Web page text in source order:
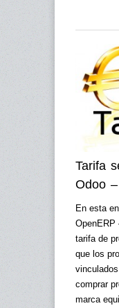
Tarifa
Odoo
En esta
OpenERP
tarifa de
que los
comprar
marca